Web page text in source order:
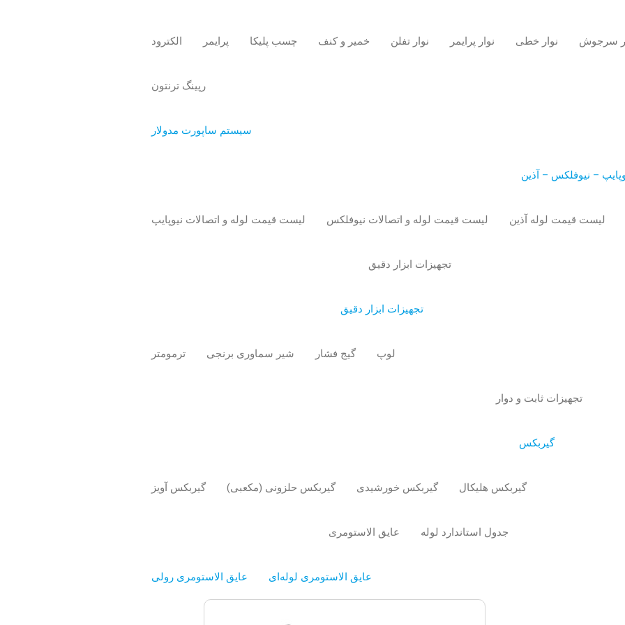
الکترود پرایمر چسب پلیکا خمیر و کنف نوار تفلن نوار پرایمر نوار خطی سرجوش
رپینگ ترنتون
سیستم ساپورت مدولار
– نیوفلکس – آذین
لیست قیمت لوله و اتصالات نیوپایپ لیست قیمت لوله و اتصالات نیوفلکس لیست قیمت لوله آذین
تجهیزات ابزار دقیق
تجهیزات ابزار دقیق
ترمومتر شیر سماوری برنجی گیج فشار لوپ
تجهیزات ثابت و دوار
گیربکس
گیربکس آویز گیربکس حلزونی (مکعبی) گیربکس خورشیدی گیربکس هلیکال
عایق الاستومری
عایق الاستومری رولی عایق الاستومری لوله‌ای
جدول استاندارد لوله